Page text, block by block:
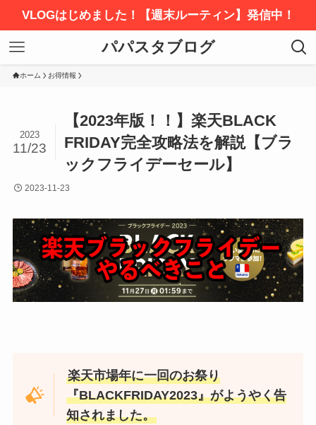
VLOGはじめました！【週末ルーティン】発信中！
パパスタブログ
ホーム お得情報
【2023年版！！】楽天BLACK
FRIDAY完全攻略法を解説【ブラ
ックフライデーセール】
2023
11/23
2023-11-23
楽天市場年に一回のお祭り
『BLACKFRIDAY2023』がようやく告
知されました。